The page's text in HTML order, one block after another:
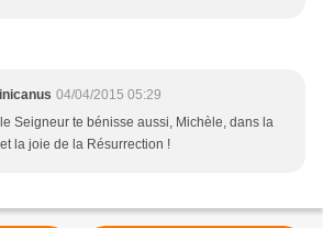
04/04/2015 05:29
Seigneur te bénisse aussi, Michèle, dans la
la joie de la Résurrection !